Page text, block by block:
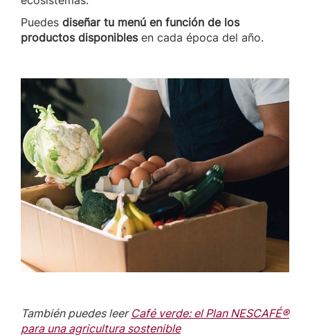
Puedes diseñar tu menú en función de los
productos disponiblesen cada época del año.
También puedes leer Café verde: el Plan NESCAFÉ®
para una agricultura sostenible